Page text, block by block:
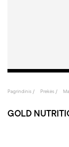
Pagrindinis Prekės
GOLD